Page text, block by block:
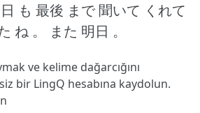
も 最後 まで 聞いて くれて
ね 。 また 明日 。
ve kelime dağarcığını
bir LingQ hesabına kaydolun.